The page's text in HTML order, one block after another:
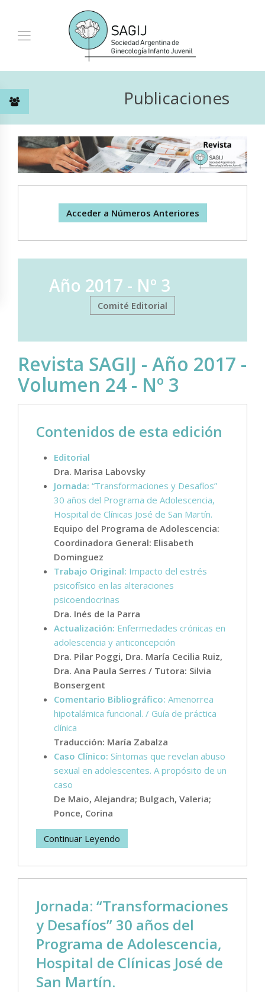
Publicaciones
Acceder a Números Anteriores
Año 2017 - Nº 3
Comité Editorial
Revista SAGIJ - Año 2017 -
Volumen 24 - Nº 3
Contenidos de esta edición
Editorial
Dra. Marisa Labovsky
Jornada: “Transformaciones y Desafíos”
30 años del Programa de Adolescencia,
Hospital de Clínicas José de San Martín.
Equipo del Programa de Adolescencia:
Coordinadora General: Elisabeth
Dominguez
Trabajo Original: Impacto del estrés
psicofísico en las alteraciones
psicoendocrinas
Dra. Inés de la Parra
Actualización: Enfermedades crónicas en
adolescencia y anticoncepción
Dra. Pilar Poggi, Dra. María Cecilia Ruiz,
Dra. Ana Paula Serres / Tutora: Silvia
Bonsergent
Comentario Bibliográfico: Amenorrea
hipotalámica funcional. / Guía de práctica
clínica
Traducción: María Zabalza
Caso Clínico: Síntomas que revelan abuso
sexual en adolescentes. A propósito de un
caso
De Maio, Alejandra; Bulgach, Valeria;
Ponce, Corina
Continuar Leyendo
Jornada: “Transformaciones
y Desafíos” 30 años del
Programa de Adolescencia,
Hospital de Clínicas José de
San Martín.